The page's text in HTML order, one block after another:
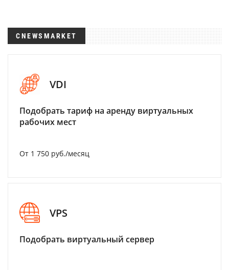
CNEWSMARKET
VDI
Подобрать тариф на аренду виртуальных
рабочих мест
От 1 750 руб./месяц
VPS
Подобрать виртуальный сервер